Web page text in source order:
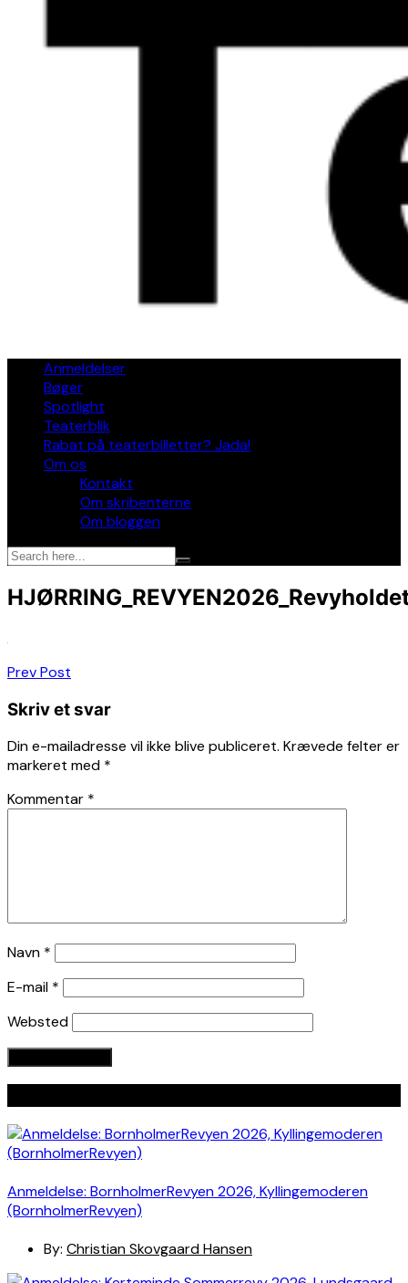
Anmeldelser
Bøger
Spotlight
Teaterblik
Rabat på teaterbilletter? Jada!
Om os
Kontakt
Om skribenterne
Om bloggen
Indlægsnavigation
Prev Post
Skriv et svar
Din e-mailadresse vil ikke blive publiceret. Krævede felter er
markeret med *
Kommentar *
Navn *
E-mail *
Websted
Anmeldelse: BornholmerRevyen 2026, Kyllingemoderen
(BornholmerRevyen)
By: Christian Skovgaard Hansen